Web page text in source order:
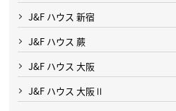
J&F ハウス 新宿
J&F ハウス 蕨
J&F ハウス 大阪
J&F ハウス 大阪Ⅱ